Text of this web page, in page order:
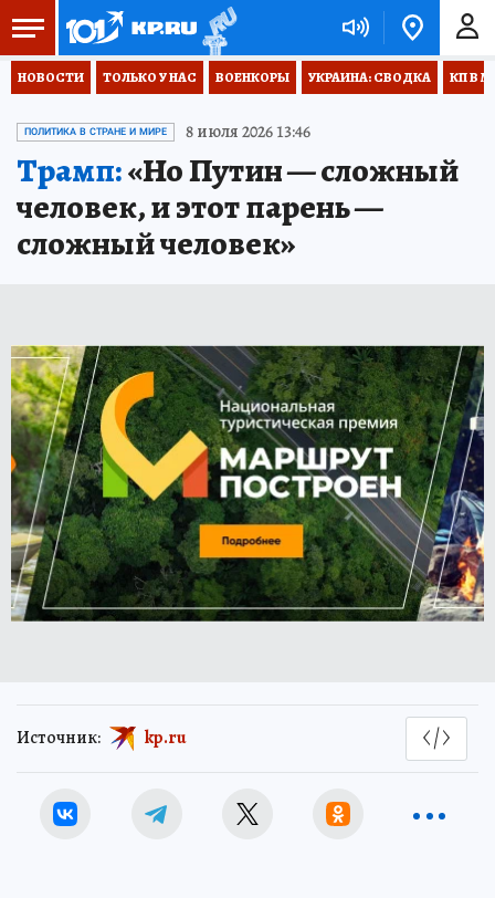
НОВОСТИ ТОЛЬКО У НАС ВОЕНКОРЫ УКРАИНА: СВОДКА КП В
ПОЛИТИКА В СТРАНЕ И МИРЕ 8 июля 2026 13:46
Трамп:«Но Путин — сложный
человек, и этот парень —
сложный человек»
Источник: kp.ru